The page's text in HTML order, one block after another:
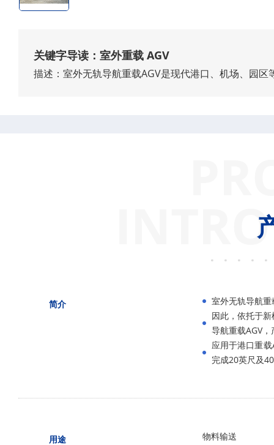
关键字导读：室外重载 AGV
描述：室外无轨导航重载AGV是现代港口、机场、园区
简介
室外无轨导航
因此，依托于
导航重载AGV
应用于港口重
完成20英尺及
用途 物料输送